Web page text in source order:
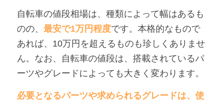
自転車の値段相場は、種類によって幅はあるも
のの、 最安で1万円程度です。本格的なもので
あれば、10万円を超えるものも珍しくありませ
ん。なお、自転車の値段は、搭載されているパ
ーツやグレードによっても大きく変わります。
必要となるパーツや求められるグレードは、使